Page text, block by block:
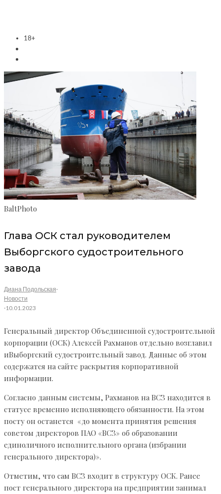
18+
BaltPhoto
Глава ОСК стал руководителем
Выборгского судостроительного
завода
Диана Подольская·
Новости
·10.01.2023
Генеральный директор Объединенной судостроительной
корпорации (ОСК) Алексей Рахманов отдельно возглавил
иВыборгский судостроительный завод. Данные об этом
содержатся на сайте раскрытия корпоративной
информации.
Согласно данным системы, Рахманов на ВСЗ находится в
статусе временно исполняющего обязанности. На этом
посту он останется «до момента принятия решения
советом директоров ПАО «ВСЗ» об образовании
единоличного исполнительного органа (избрании
генерального директора)».
Отметим, что сам ВСЗ входит в структуру ОСК. Ранее
пост генерального директора на предприятии занимал